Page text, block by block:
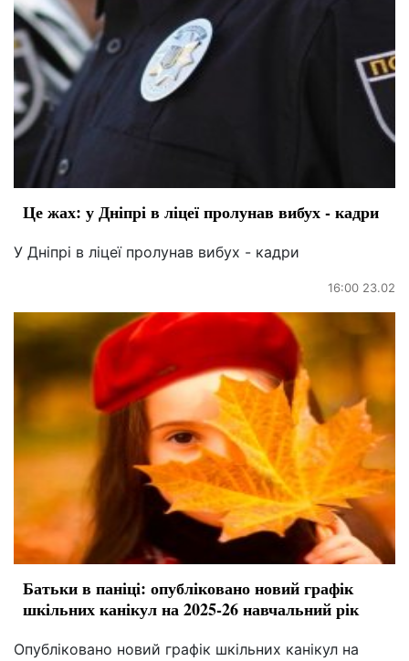
Це жах: у Дніпрі в ліцеї пролунав вибух - кадри
У Дніпрі в ліцеї пролунав вибух - кадри
16:00 23.02
Батьки в паніці: опубліковано новий графік
шкільних канікул на 2025-26 навчальний рік
Опубліковано новий графік шкільних канікул на